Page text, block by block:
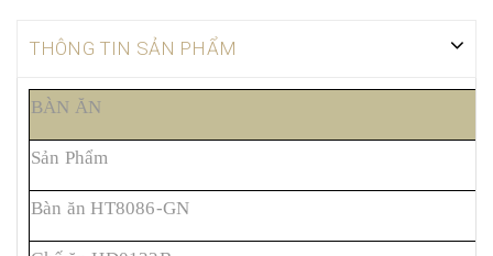
THÔNG TIN SẢN PHẨM
BÀN ĂN
Sản Phẩm
Bàn ăn HT8086-GN